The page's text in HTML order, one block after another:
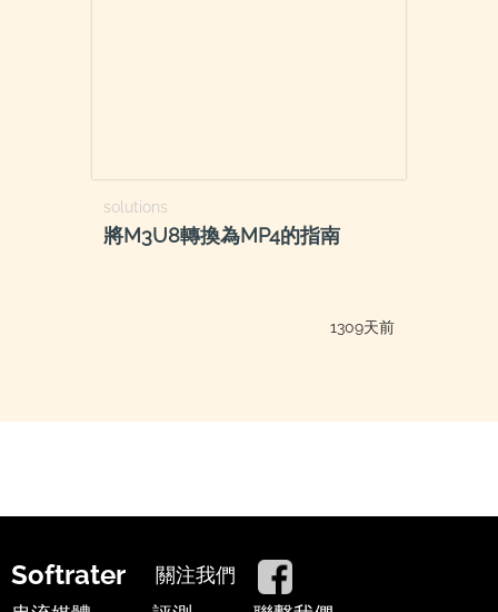
solutions
將M3U8轉換為MP4的指南
1309天前
Softrater
關注我們